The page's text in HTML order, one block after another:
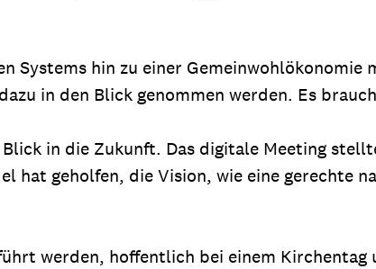
Systems hin zu einer Gemeinwohlökonomie
in den Blick genommen werden. Es
in die Zukunft. Das digitale Meeting
hat geholfen, die Vision, wie eine gerechte
werden, hoffentlich bei einem